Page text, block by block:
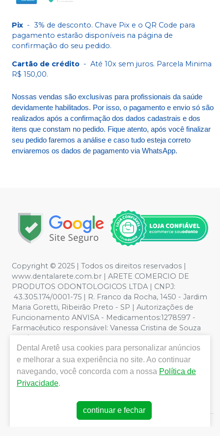
Pix - 3% de desconto. Chave Pix e o QR Code para
pagamento estarão disponíveis na página de
confirmação do seu pedido.
Cartão de crédito - Até 10x sem juros. Parcela Minima
R$ 150,00.
Nossas vendas são exclusivas para profissionais da saúde
devidamente habilitados. Por isso, o pagamento e envio só são
realizados após a confirmação dos dados cadastrais e dos
itens que constam no pedido. Fique atento, após você finalizar
seu pedido faremos a análise e caso tudo esteja correto
enviaremos os dados de pagamento via WhatsApp.
Copyright © 2025 | Todos os direitos reservados |
www.dentalarete.com.br | ARETE COMERCIO DE
PRODUTOS ODONTOLOGICOS LTDA | CNPJ:
43.305.174/0001-75 | R. Franco da Rocha, 1450 - Jardim
Maria Goretti, Ribeirão Preto - SP | Autorizações de
Funcionamento ANVISA - Medicamentos:1278597 -
Farmacêutico responsável: Vanessa Cristina de Souza
CRF/SP nº 52627 | Política de Privacidade e Segurança -
Fotos meramente ilustrativas - Os preços e condições
da loja virtual estão sujeitos a alterações. Em caso de
divergência de preços no site, o valor válido é o do
Carrinho de Compra. Não vendemos por atacado, por
isso nos reservamos o direito de não atender compras
de grandes volumes pelo site.
Dental Aretê usa cookies para personalizar anúncios
e melhorar a sua experiência no site. Ao continuar
navegando, você concorda com a nossa Política de
Privacidade.
continuar e fechar